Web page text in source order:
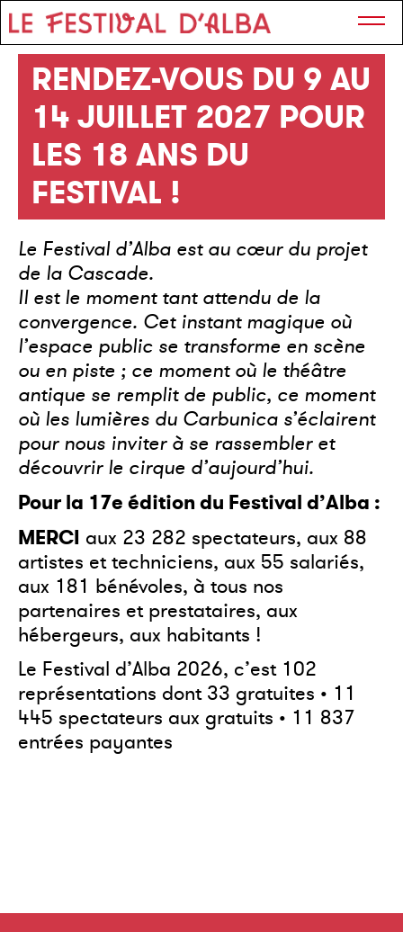
RENDEZ-VOUS DU 9 AU
14 JUILLET 2027 POUR
LES 18 ANS DU
FESTIVAL !
Le Festival d’Alba est au cœur du projet
de la Cascade.
Il est le moment tant attendu de la
convergence. Cet instant magique où
l’espace public se transforme en scène
ou en piste ; ce moment où le théâtre
antique se remplit de public, ce moment
où les lumières du Carbunica s’éclairent
pour nous inviter à se rassembler et
découvrir le cirque d’aujourd’hui.
Pour la 17e édition du Festival d’Alba :
MERCI aux 23 282 spectateurs, aux 88
artistes et techniciens, aux 55 salariés,
aux 181 bénévoles, à tous nos
partenaires et prestataires, aux
hébergeurs, aux habitants !
Le Festival d’Alba 2026, c’est 102
représentations dont 33 gratuites • 11
445 spectateurs aux gratuits • 11 837
entrées payantes